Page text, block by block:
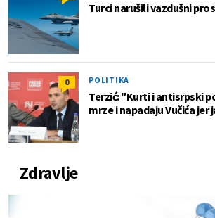
Turci narušili vazdušni
0 POLITIKA
Terzić: "Kurti i antisrpski
mrze i napadaju Vučića jer
Zdravlje